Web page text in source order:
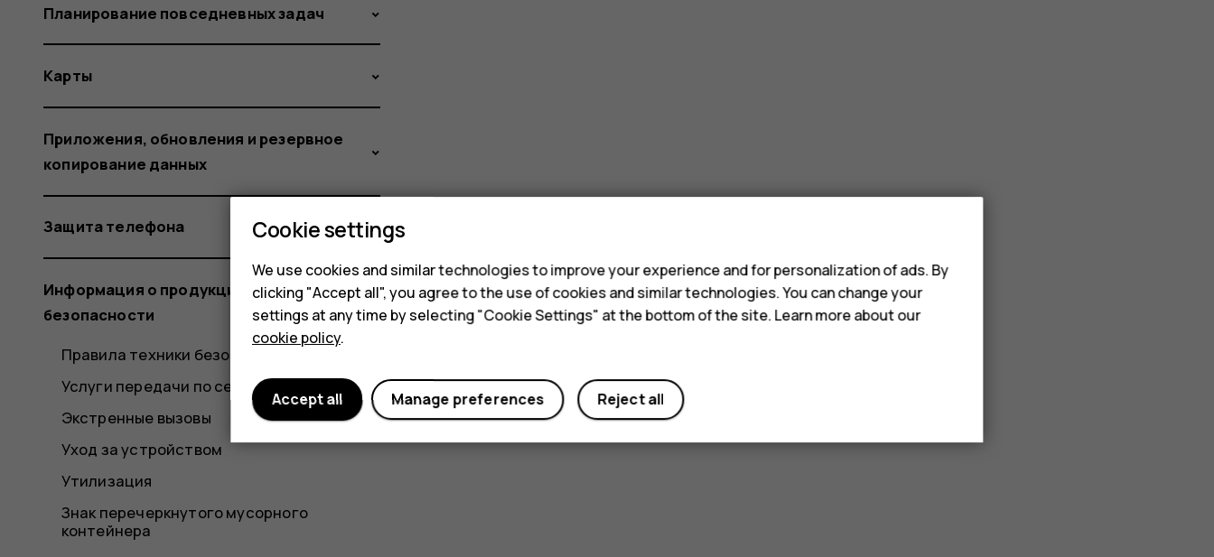
Планирование повседневных задач
Карты
Приложения, обновления и резервное
копирование данных
Защита телефона
Информация о продукции и технике
безопасности
Правила техники безопасности
Услуги передачи по сети и их стоимость
Экстренные вызовы
Уход за устройством
Утилизация
Знак перечеркнутого мусорного
контейнера
Cookie settings
We use cookies and similar technologies to improve your experience and for personalization of ads. By
clicking "Accept all", you agree to the use of cookies and similar technologies. You can change your
settings at any time by selecting "Cookie Settings" at the bottom of the site. Learn more about our
cookie policy.
Reject all
Manage preferences
Accept all